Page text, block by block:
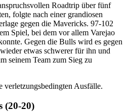
Roadtrip über fünf
folgte nach einer grandiosen
gegen die Mavericks. 97-102
Spiel, bei dem vor allem Varejao
Gegen die Bulls wird es gegen
etwas schwerer für ihn und
seinem Team zum Sieg zu
verletzungsbedingten Ausfälle.
(20-20)